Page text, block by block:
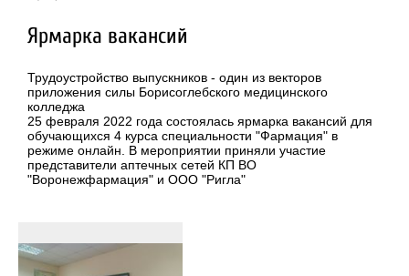
Ярмарка вакансий
Трудоустройство выпускников - один из векторов
приложения силы Борисоглебского медицинского
колледжа
25 февраля 2022 года состоялась ярмарка вакансий для
обучающихся 4 курса специальности "Фармация" в
режиме онлайн. В мероприятии приняли участие
представители аптечных сетей КП ВО
"Воронежфармация" и ООО "Ригла"